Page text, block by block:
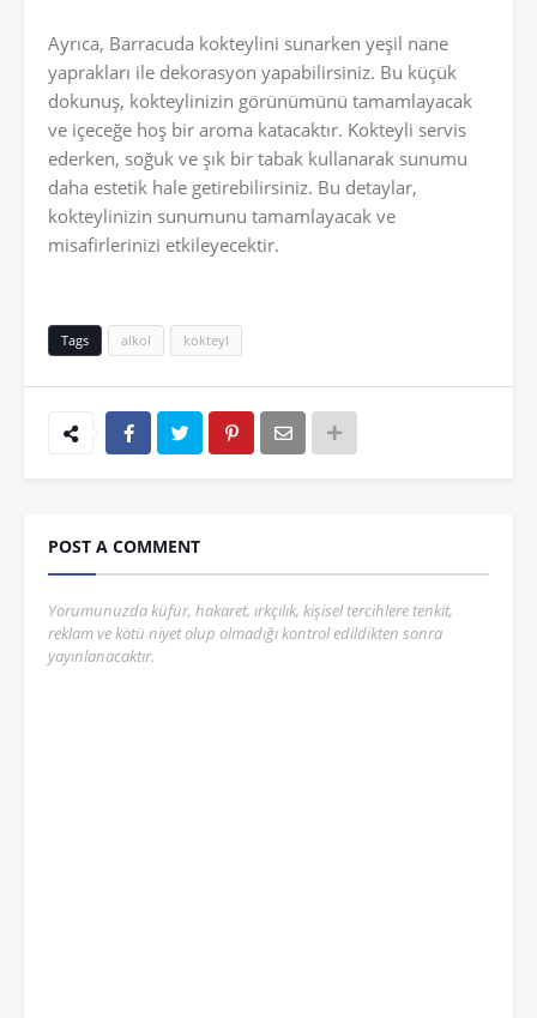
Ayrıca, Barracuda kokteylini sunarken yeşil nane
yaprakları ile dekorasyon yapabilirsiniz. Bu küçük
dokunuş, kokteylinizin görünümünü tamamlayacak
ve içeceğe hoş bir aroma katacaktır. Kokteyli servis
ederken, soğuk ve şık bir tabak kullanarak sunumu
daha estetik hale getirebilirsiniz. Bu detaylar,
kokteylinizin sunumunu tamamlayacak ve
misafirlerinizi etkileyecektir.
Tags alkol kokteyl
POST A COMMENT
Yorumunuzda küfür, hakaret, ırkçılık, kişisel tercihlere tenkit,
reklam ve kötü niyet olup olmadığı kontrol edildikten sonra
yayınlanacaktır.